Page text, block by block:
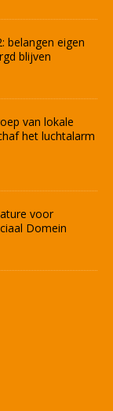
belangen eigen
blijven
van lokale
het luchtalarm
voor
Domein